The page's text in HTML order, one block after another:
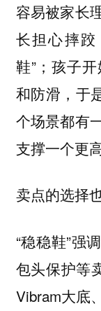
容易被家长
长担心摔跤
鞋”；孩子
和防滑，于
个场景都有
支撑一个更
卖点的选择
“稳稳鞋”强
包头保护等
Vibram大底